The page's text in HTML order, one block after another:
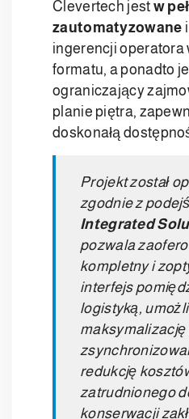
Clevertech jest w
zautomatyzowane
ingerencji operatora
formatu, a ponadto
ograniczający
planie piętra,
doskonałą
Projekt został
zgodnie z
Integrated
pozwala
kompletny i
interfejs
logistyką,
redukcję
zatrudnionego
konserwacji